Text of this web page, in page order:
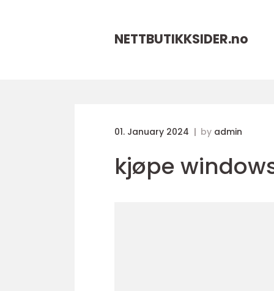
NETTBUTIKKSIDER.no
01. January 2024 by admin
kjøpe